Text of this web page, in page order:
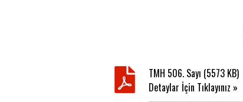
TMH 506. Sayı (5573 KB)
Detaylar İçin Tıklayınız »